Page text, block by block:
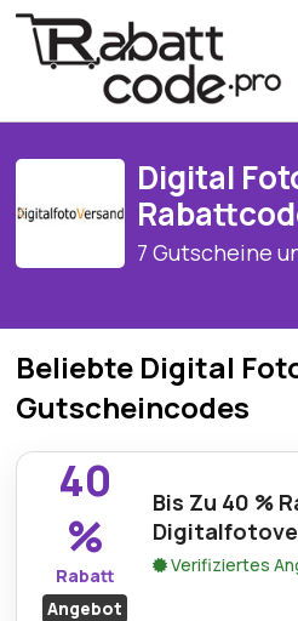
Digital
7 Gutscheine
Beliebte Digital
Gutscheincodes
40
%
Rabatt
Angebot
Bis Zu 40 %
Verifiziertes